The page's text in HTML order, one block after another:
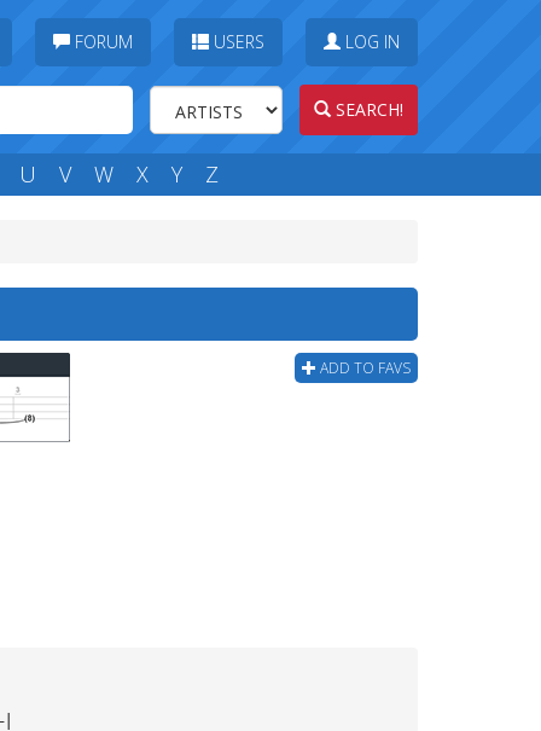
FORUM USERS LOG IN
SEARCH!
U V W X Y Z
ADD TO FAVS